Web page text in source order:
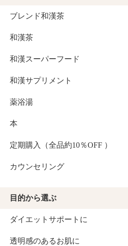
ブレンド和漢茶
和漢茶
和漢スーパーフード
和漢サプリメント
薬浴湯
本
定期購入（全品約10％OFF ）
カウンセリング
目的から選ぶ
ダイエットサポートに
透明感のあるお肌に